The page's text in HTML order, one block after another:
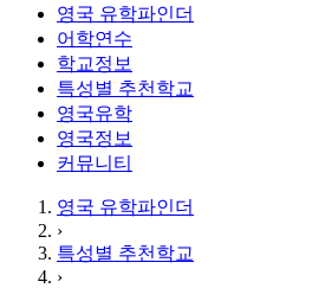
영국 유학파인더
어학연수
학교정보
특성별 추천학교
영국유학
영국정보
커뮤니티
영국 유학파인더
›
특성별 추천학교
›